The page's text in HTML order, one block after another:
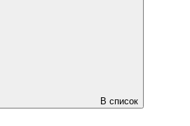
В список